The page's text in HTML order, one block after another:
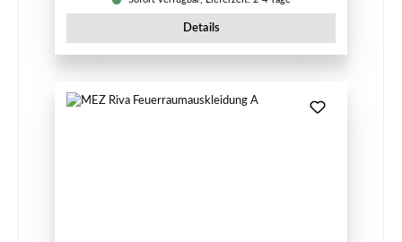
Details